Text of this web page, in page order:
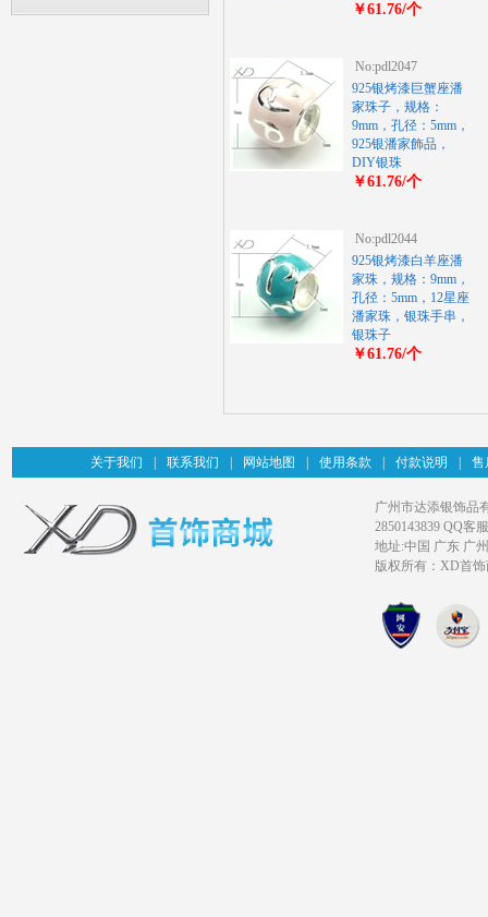
￥61.76/个
No:pdl2047
925银烤漆巨蟹座潘
家珠子，规格：
9mm，孔径：5mm，
925银潘家飾品，
DIY银珠
￥61.76/个
No:pdl2044
925银烤漆白羊座潘
家珠，规格：9mm，
孔径：5mm，12星座
潘家珠，银珠手串，
银珠子
￥61.76/个
关于我们 联系我们 网站地图 使用条款 付款说明 售
广州市达添银饰品
2850143839 QQ客
地址:中国 广东 广
版权所有：XD首